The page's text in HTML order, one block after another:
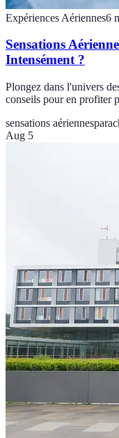
Expériences Aériennes6
Sensations
Intensément ?
Plongez dans l'univers
conseils pour en profiter
sensations aériennes
Aug 5